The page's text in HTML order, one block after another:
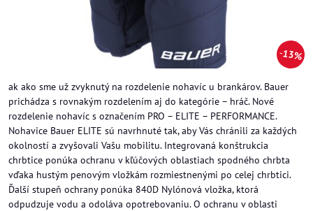
13%
ak ako sme už zvyknutý na rozdelenie nohavíc u brankárov. Bauer
prichádza s rovnakým rozdelením aj do kategórie – hráč. Nové
rozdelenie nohavíc s označením PRO – ELITE – PERFORMANCE.
Nohavice Bauer ELITE sú navrhnuté tak, aby Vás chránili za každých
okolností a zvyšovali Vašu mobilitu. Integrovaná konštrukcia
chrbtice ponúka ochranu v kľúčových oblastiach spodného chrbta
vďaka hustým penovým vložkám rozmiestnenými po celej chrbtici.
Ďalší stupeň ochrany ponúka 840D Nylónová vložka, ktorá
odpudzuje vodu a odoláva opotrebovaniu. O ochranu v oblasti